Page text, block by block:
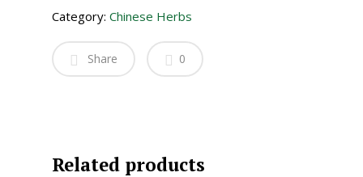
Category: Chinese Herbs
Share 0
Related products